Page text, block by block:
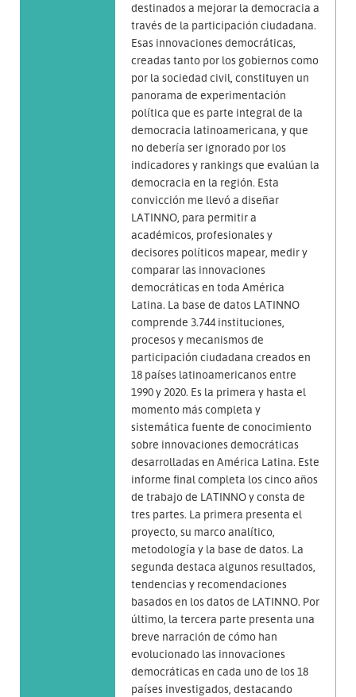
destinados a mejorar la democracia a
través de la participación ciudadana.
Esas innovaciones democráticas,
creadas tanto por los gobiernos como
por la sociedad civil, constituyen un
panorama de experimentación
política que es parte integral de la
democracia latinoamericana, y que
no debería ser ignorado por los
indicadores y rankings que evalúan la
democracia en la región. Esta
convicción me llevó a diseñar
LATINNO, para permitir a
académicos, profesionales y
decisores políticos mapear, medir y
comparar las innovaciones
democráticas en toda América
Latina. La base de datos LATINNO
comprende 3.744 instituciones,
procesos y mecanismos de
participación ciudadana creados en
18 países latinoamericanos entre
1990 y 2020. Es la primera y hasta el
momento más completa y
sistemática fuente de conocimiento
sobre innovaciones democráticas
desarrolladas en América Latina. Este
informe final completa los cinco años
de trabajo de LATINNO y consta de
tres partes. La primera presenta el
proyecto, su marco analítico,
metodología y la base de datos. La
segunda destaca algunos resultados,
tendencias y recomendaciones
basados en los datos de LATINNO. Por
último, la tercera parte presenta una
breve narración de cómo han
evolucionado las innovaciones
democráticas en cada uno de los 18
países investigados, destacando